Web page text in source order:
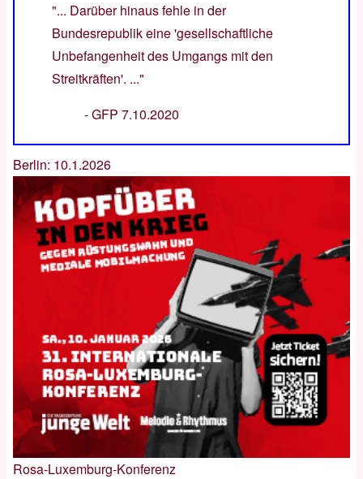
"... Darüber hinaus fehle in der
Bundesrepublik eine 'gesellschaftliche
Unbefangenheit des Umgangs mit den
Streitkräften'. ..."
-GFP 7.10.2020
Berlin: 10.1.2026
Rosa-Luxemburg-Konferenz